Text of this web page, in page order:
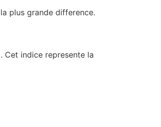
plus grande difference.
Cet indice represente la